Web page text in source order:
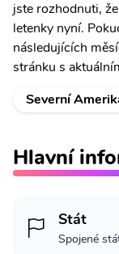
jste rozhodnuti,
letenky nyní.
následujících
stránku s
Severní
Hlavní
Stát
Spojené